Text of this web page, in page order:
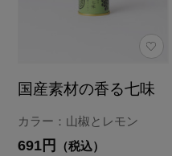
国産素材の香る七味
カラー：山椒とレモン
691円 （税込）